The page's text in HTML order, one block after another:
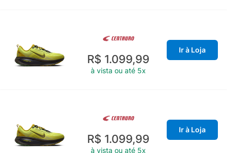
R$ 1.099,99
à vista ou até 5x
Ir à Loja
R$ 1.099,99
à vista ou até 5x
Ir à Loja